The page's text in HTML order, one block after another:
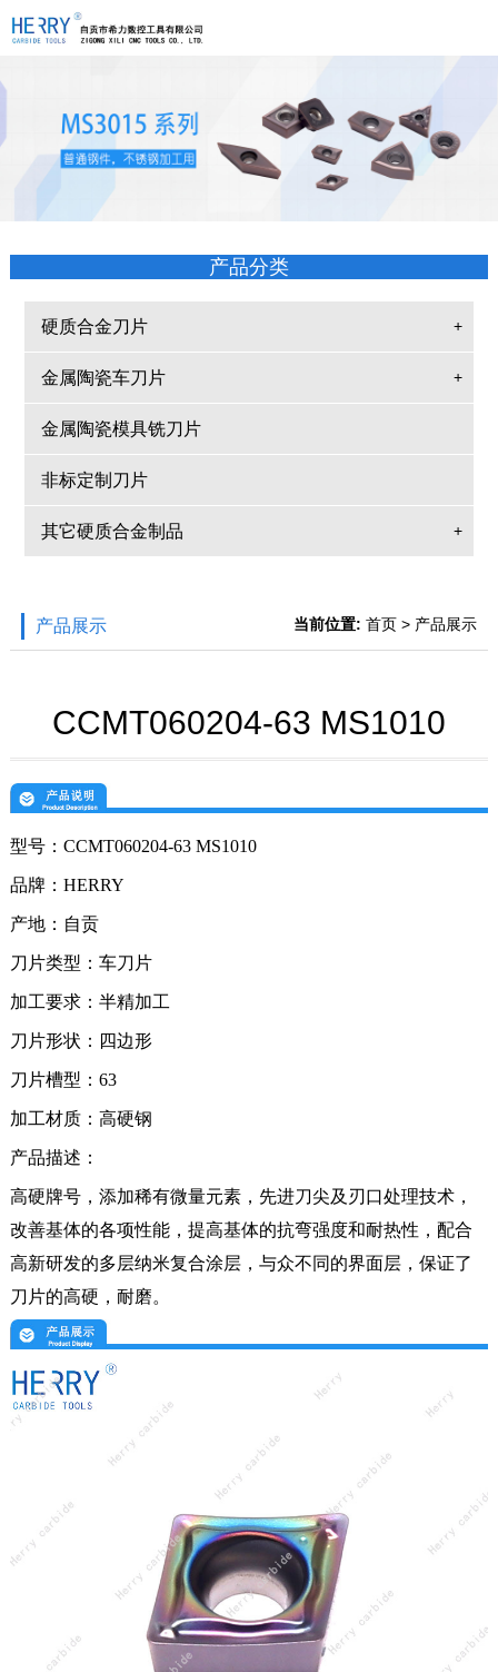
产品分类
硬质合金刀片 +
金属陶瓷车刀片 +
金属陶瓷模具铣刀片
非标定制刀片
其它硬质合金制品 +
产品展示 当前位置: 首页 > 产品展示
CCMT060204-63 MS1010
型号： CCMT060204-63 MS1010
品牌： HERRY
产地：自贡
刀片类型： 车刀 片
加工要求：半精加工
刀片形状： 四边形
刀片槽型： 63
加工材质： 高硬钢
产品描述：
高硬牌号，添加稀有微量元素，先进刀尖及刃口处理技术，
改善基体的各项性能，提高基体的抗弯强度和耐热性，配合
高新研发的多层纳米复合涂层，与众不同的界面层，保证了
刀片的高硬，耐磨。